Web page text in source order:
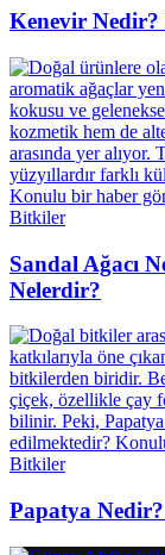
Kenevir Nedir?
Bitkiler
Sandal Ağacı
Nelerdir?
Bitkiler
Papatya